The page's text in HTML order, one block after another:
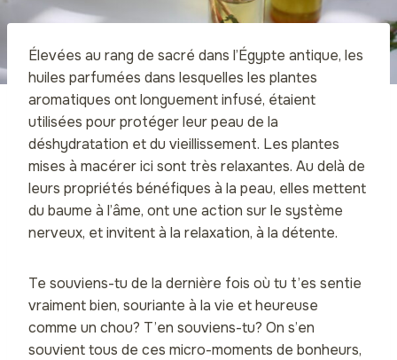
Élevées au rang de sacré dans l’Égypte antique, les
huiles parfumées dans lesquelles les plantes
aromatiques ont longuement infusé, étaient
utilisées pour protéger leur peau de la
déshydratation et du vieillissement. Les plantes
mises à macérer ici sont très relaxantes. Au delà de
leurs propriétés bénéfiques à la peau, elles mettent
du baume à l’âme, ont une action sur le système
nerveux, et invitent à la relaxation, à la détente.
Te souviens-tu de la dernière fois où tu t’es sentie
vraiment bien, souriante à la vie et heureuse
comme un chou? T’en souviens-tu? On s’en
souvient tous de ces micro-moments de bonheurs,